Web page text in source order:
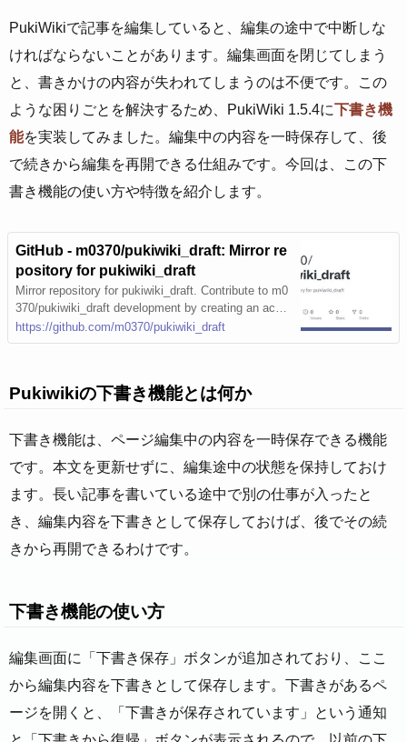
PukiWikiで記事を編集していると、編集の途中で中断しな
ければならないことがあります。編集画面を閉じてしまう
と、書きかけの内容が失われてしまうのは不便です。この
ような困りごとを解決するため、PukiWiki 1.5.4に下書き機
能を実装してみました。編集中の内容を一時保存して、後
で続きから編集を再開できる仕組みです。今回は、この下
書き機能の使い方や特徴を紹介します。
GitHub - m0370/pukiwiki_draft: Mirror re
pository for pukiwiki_draft
Mirror repository for pukiwiki_draft. Contribute to m0
370/pukiwiki_draft development by creating an acco
unt on GitHub.
https://github.com/m0370/pukiwiki_draft
Pukiwikiの下書き機能とは何か
下書き機能は、ページ編集中の内容を一時保存できる機能
です。本文を更新せずに、編集途中の状態を保持しておけ
ます。長い記事を書いている途中で別の仕事が入ったと
き、編集内容を下書きとして保存しておけば、後でその続
きから再開できるわけです。
下書き機能の使い方
編集画面に「下書き保存」ボタンが追加されており、ここ
から編集内容を下書きとして保存します。下書きがあるペ
ージを開くと、「下書きが保存されています」という通知